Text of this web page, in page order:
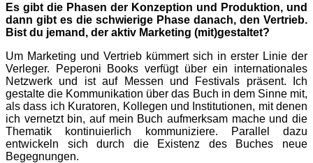
Es gibt die Phasen der Konzeption und Produktion, und
dann gibt es die schwierige Phase danach, den Vertrieb.
Bist du jemand, der aktiv Marketing (mit)gestaltet?
Um Marketing und Vertrieb kümmert sich in erster Linie der
Verleger. Peperoni Books verfügt über ein internationales
Netzwerk und ist auf Messen und Festivals präsent. Ich
gestalte die Kommunikation über das Buch in dem Sinne mit,
als dass ich Kuratoren, Kollegen und Institutionen, mit denen
ich vernetzt bin, auf mein Buch aufmerksam mache und die
Thematik kontinuierlich kommuniziere. Parallel dazu
entwickeln sich durch die Existenz des Buches neue
Begegnungen.